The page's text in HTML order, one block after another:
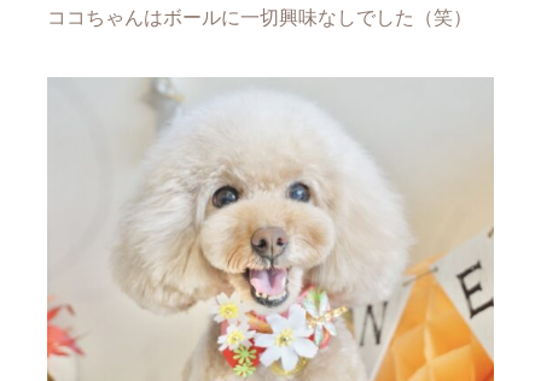
ココちゃんはボールに一切興味なしでした（笑）